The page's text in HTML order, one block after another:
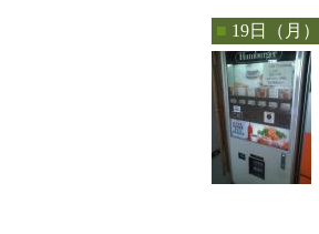
■ 19日（月）